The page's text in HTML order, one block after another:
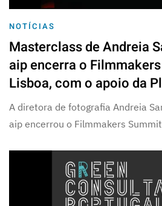
NOTÍCIAS
Masterclass de Andreia
aip encerra o
Lisboa, com o apoio da
A diretora de fotografia Andreia
aip encerrou o Filmmakers